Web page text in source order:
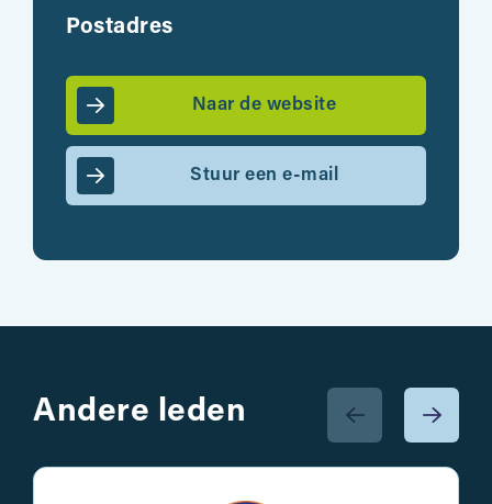
Postadres
Naar de website
Stuur een e-mail
Andere leden